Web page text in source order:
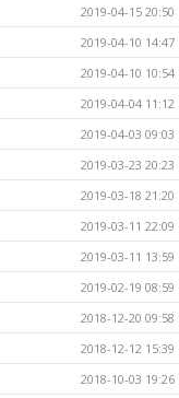
2019-04-15 20:50
2019-04-10 14:47
2019-04-10 10:54
2019-04-04 11:12
2019-04-03 09:03
2019-03-23 20:23
2019-03-18 21:20
2019-03-11 22:09
2019-03-11 13:59
2019-02-19 08:59
2018-12-20 09:58
2018-12-12 15:39
2018-10-03 19:26